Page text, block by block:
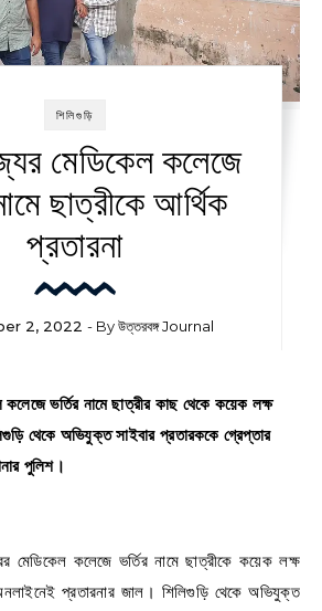
শিলিগুড়ি
মেডিকেল কলেজে
ছাত্রীকে আর্থিক
প্রতারনা
2, 2022 - Byউত্তরবঙ্গ Journal
থেকে অভিযুক্ত সাইবার প্রতারককে গ্রেপ্তার
পুলিশ।
মেডিকেল কলেজে ভর্তির নামে ছাত্রীকে কয়েক লক্ষ
প্রতারনার জাল। শিলিগুড়ি থেকে অভিযুক্ত